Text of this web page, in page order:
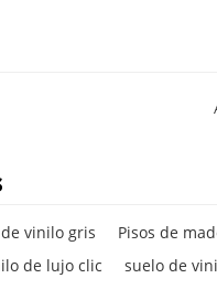
de vinilo gris Pisos de
de lujo clic
suelo de